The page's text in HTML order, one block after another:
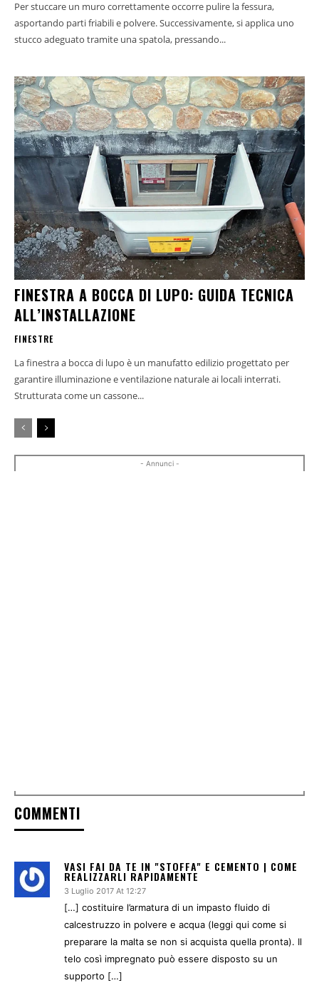
Per stuccare un muro correttamente occorre pulire la fessura,
asportando parti friabili e polvere. Successivamente, si applica uno
stucco adeguato tramite una spatola, pressando...
FINESTRA A BOCCA DI LUPO: GUIDA TECNICA
ALL’INSTALLAZIONE
FINESTRE
La finestra a bocca di lupo è un manufatto edilizio progettato per
garantire illuminazione e ventilazione naturale ai locali interrati.
Strutturata come un cassone...
- Annunci -
COMMENTI
VASI FAI DA TE IN "STOFFA" E CEMENTO | COME
REALIZZARLI RAPIDAMENTE
3 Luglio 2017 At 12:27
[…] costituire l’armatura di un impasto fluido di
calcestruzzo in polvere e acqua (leggi qui come si
preparare la malta se non si acquista quella pronta). Il
telo così impregnato può essere disposto su un
supporto […]